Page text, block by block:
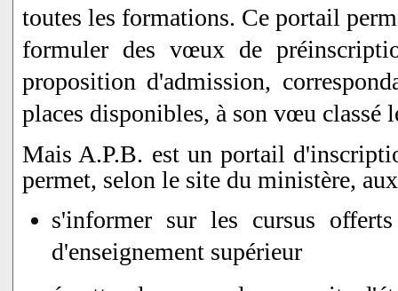
toutes les formations. Ce portail
formuler des vœux de
proposition d'admission,
places disponibles, à son vœu classé
Mais A.P.B. est un portail
permet, selon le site du ministère,
s'informer sur les cursus
d'enseignement supérieur